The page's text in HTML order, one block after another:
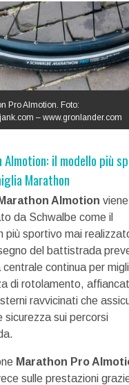
Pro Almotion. Foto:
– www.gronlander.com
Almotion: il modello più
Marathon
Marathon Almotion viene
da Schwalbe come il
più sportivo mai
del battistrada
centrale continua per
di rotolamento,
ravvicinati che
sicurezza sui percorsi
Marathon Pro
sulle prestazioni